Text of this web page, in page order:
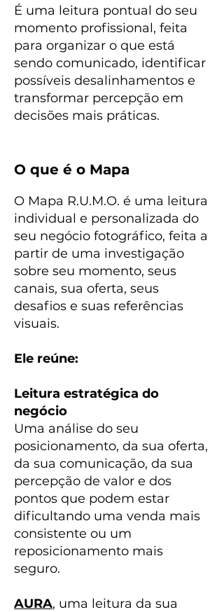
É uma leitura pontual do seu
momento profissional, feita
para organizar o que está
sendo comunicado, identificar
possíveis desalinhamentos e
transformar percepção em
decisões mais práticas.
O que é o Mapa
O Mapa R.U.M.O. é uma leitura
individual e personalizada do
seu negócio fotográfico, feita a
partir de uma investigação
sobre seu momento, seus
canais, sua oferta, seus
desafios e suas referências
visuais.
Ele reúne:
Leitura estratégica do
negócio
Uma análise do seu
posicionamento, da sua oferta,
da sua comunicação, da sua
percepção de valor e dos
pontos que podem estar
dificultando uma venda mais
consistente ou um
reposicionamento mais
seguro.
AURA, uma leitura da sua